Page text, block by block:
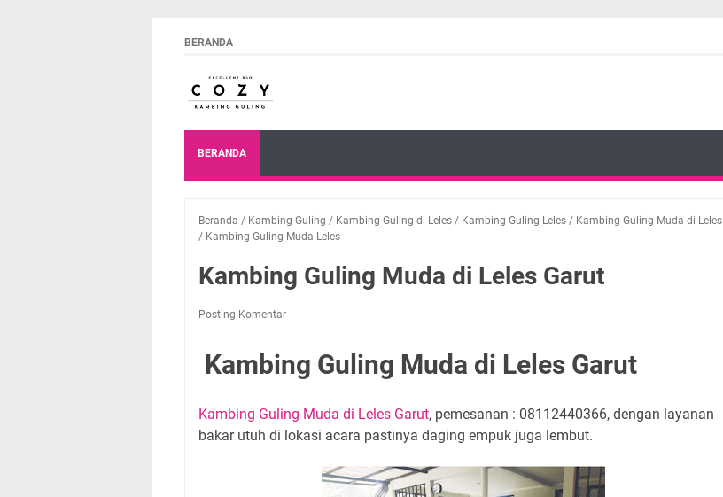
BERANDA
BERANDA
Beranda / Kambing Guling / Kambing Guling di Leles / Kambing Guling Leles / Kambing Guling Muda di Leles
/ Kambing Guling Muda Leles
Kambing Guling Muda di Leles Garut
Posting Komentar
Kambing Guling Muda di Leles Garut
Kambing Guling Muda di Leles Garut, pemesanan : 08112440366, dengan layanan
bakar utuh di lokasi acara pastinya daging empuk juga lembut.